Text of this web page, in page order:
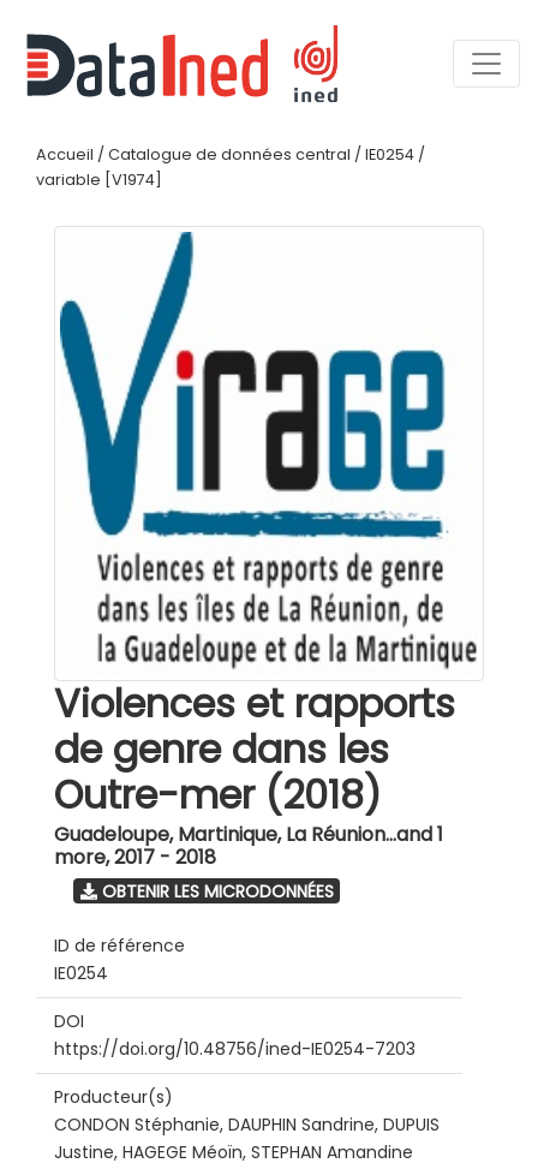
Accueil / Catalogue de données central / IE0254 /
variable [V1974]
Violences et rapports
de genre dans les
Outre-mer (2018)
Guadeloupe, Martinique, La Réunion...and 1
more,2017 - 2018
OBTENIR LES MICRODONNÉES
ID de référence
IE0254
DOI
https://doi.org/10.48756/ined-IE0254-7203
Producteur(s)
CONDON Stéphanie, DAUPHIN Sandrine, DUPUIS
Justine, HAGEGE Méoïn, STEPHAN Amandine